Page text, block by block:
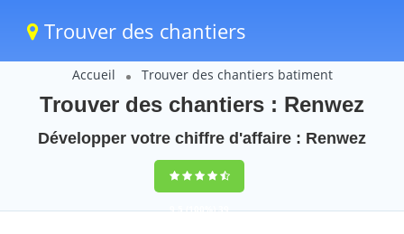
Trouver des chantiers
Accueil Trouver des chantiers batiment
Trouver des chantiers : Renwez
Développer votre chiffre d'affaire : Renwez
9,5(100%)39